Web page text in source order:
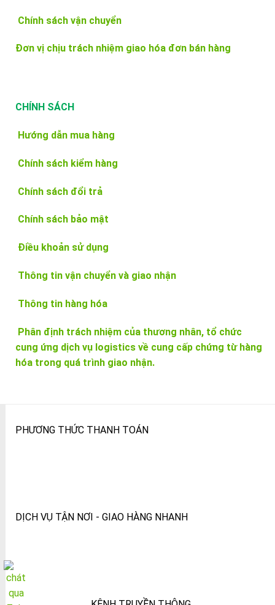
Chính sách vận chuyển
Đơn vị chịu trách nhiệm giao hóa đơn bán hàng
CHÍNH SÁCH
Hướng dẫn mua hàng
Chính sách kiểm hàng
Chính sách đổi trả
Chính sách bảo mật
Điều khoản sử dụng
Thông tin vận chuyển và giao nhận
Thông tin hàng hóa
Phân định trách nhiệm của thương nhân, tổ chức
cung ứng dịch vụ logistics về cung cấp chứng từ hàng
hóa trong quá trình giao nhận.
PHƯƠNG THỨC THANH TOÁN
DỊCH VỤ TẬN NƠI - GIAO HÀNG NHANH